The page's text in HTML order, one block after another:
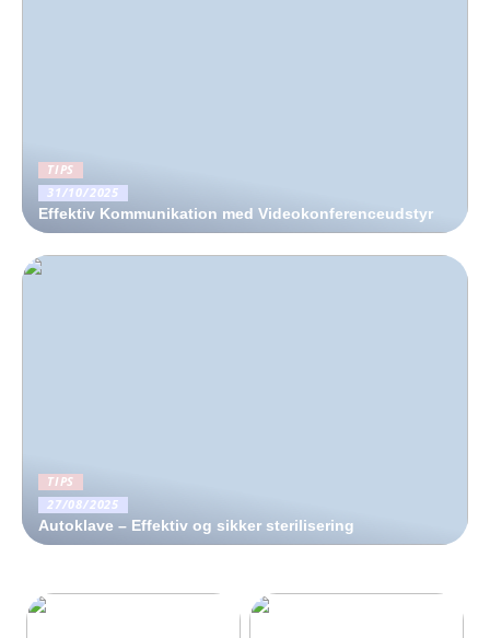
TIPS
31/10/2025
Effektiv Kommunikation med Videokonferenceudstyr
TIPS
27/08/2025
Autoklave – Effektiv og sikker sterilisering